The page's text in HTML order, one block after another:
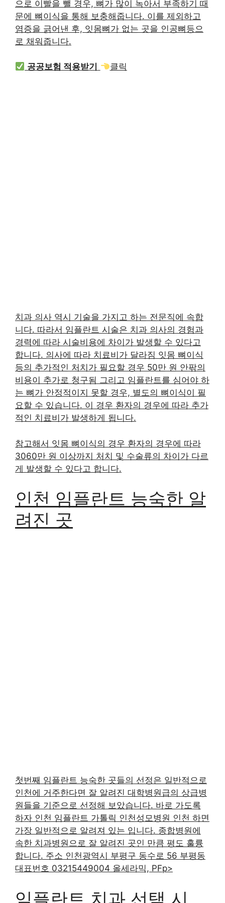
으로 이빨을 뺄 경우, 뼈가 많이 녹아서 부족하기 때
문에 뼈이식을 통해 보충해줍니다. 이를 제외하고
염증을 긁어낸 후, 잇몸뼈가 없는 곳을 인공뼈등으
로 채워줍니다.
공공보험 적용받기 클릭
치과 의사 역시 기술을 가지고 하는 전문직에 속합
니다. 따라서 임플란트 시술은 치과 의사의 경험과
경력에 따라 시술비용에 차이가 발생할 수 있다고
합니다. 의사에 따라 치료비가 달라짐 잇몸 뼈이식
등의 추가적인 처치가 필요할 경우 50만 원 안팎의
비용이 추가로 청구됨 그리고 임플란트를 심어야 하
는 뼈가 안정적이지 못할 경우, 별도의 뼈이식이 필
요할 수 있습니다. 이 경우 환자의 경우에 따라 추가
적인 치료비가 발생하게 됩니다.
참고해서 잇몸 뼈이식의 경우 환자의 경우에 따라
3060만 원 이상까지 처치 및 수술류의 차이가 다르
게 발생할 수 있다고 합니다.
인천 임플란트 능숙한 알
려진 곳
첫번째 임플란트 능숙한 곳들의 선정은 일반적으로
인천에 거주한다면 잘 알려진 대학병원급의 상급병
원들을 기준으로 선정해 보았습니다. 바로 가도록
하자 인천 임플란트 가톨릭 인천성모병원 인천 하면
가장 일반적으로 알려져 있는 입니다. 종합병원에
속한 치과병원으로 잘 알려진 곳인 만큼 평도 훌륭
합니다. 주소 인천광역시 부평구 동수로 56 부평동
대표번호 03215449004 올세라믹, PFp>
임플란트 치과 선택 시